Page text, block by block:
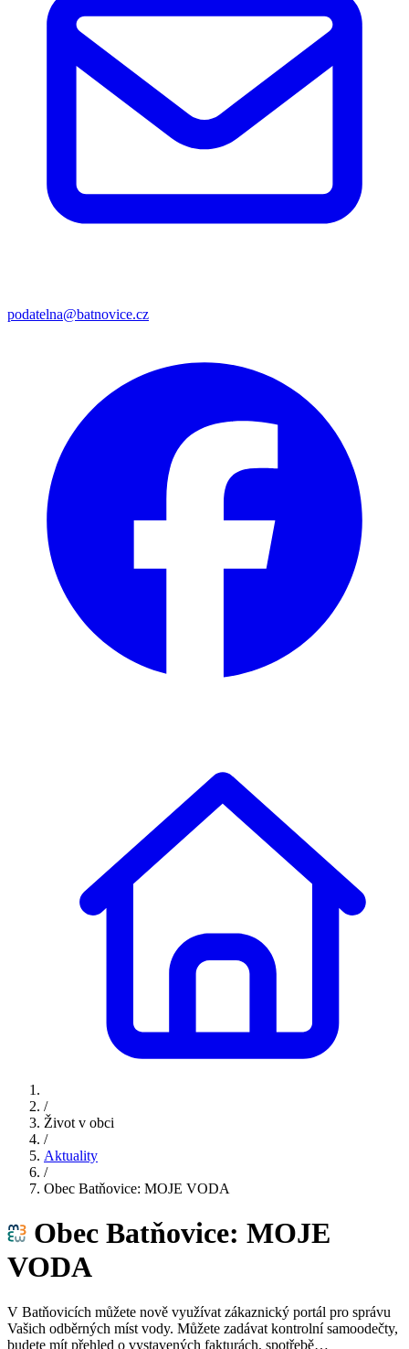
podatelna@batnovice.cz
/
Život v obci
/
Aktuality
/
Obec Batňovice: MOJE VODA
Obec Batňovice: MOJE
VODA
V Batňovicích můžete nově využívat zákaznický portál pro správu
Vašich odběrných míst vody. Můžete zadávat kontrolní samoodečty,
budete mít přehled o vystavených fakturách, spotřebě…